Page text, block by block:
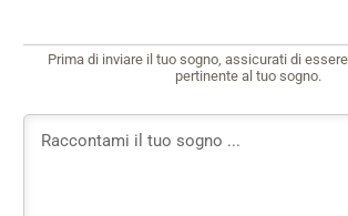
Prima di inviare il tuo sogno, assicurati di
pertinente al tuo sogno.